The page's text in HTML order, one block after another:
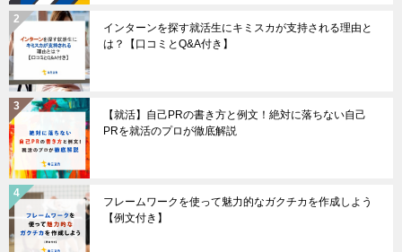
インターンを探す就活生にキミスカが支持される理由と
は？【口コミとQ&A付き】
【就活】自己PRの書き方と例文！絶対に落ちない自己
PRを就活のプロが徹底解説
フレームワークを使って魅力的なガクチカを作成しよう
【例文付き】